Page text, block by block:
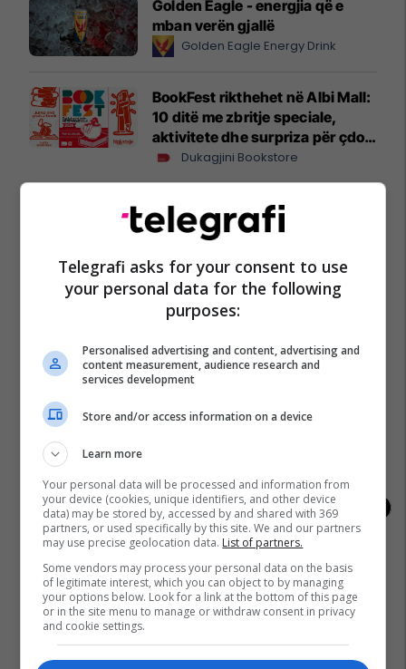
Golden Eagle - energjia që e
mban verën gjallë
Golden Eagle Energy Drink
BookFest rikthehet në Albi Mall:
10 ditë me zbritje speciale,
aktivitete dhe surpriza për çdo
lexuesDukagjini Bookstore
Kampionati Botëror 2026
Kampionatet Botërore: Një histori e
lavdisë, legjendave dhe
kampionëve
Kupa e Botës 2026
Telegrafi asks for your consent to use
your personal data for the following
purposes:
Personalised advertising and content, advertising and
content measurement, audience research and
services development
Store and/or access information on a device
Learn more
Your personal data will be processed and information from
your device (cookies, unique identifiers, and other device
data) may be stored by, accessed by and shared with 369
partners, or used specifically by this site. We and our partners
may use precise geolocation data. List of partners.
Some vendors may process your personal data on the basis
of legitimate interest, which you can object to by managing
your options below. Look for a link at the bottom of this page
or in the site menu to manage or withdraw consent in privacy
and cookie settings.